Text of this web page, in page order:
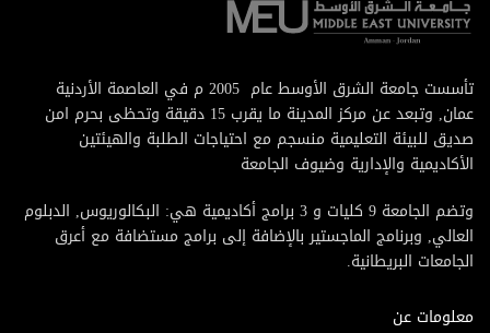
تأسست جامعة الشرق الأوسط عام 2005 م في العاصمة الأردنية
عمان, وتبعد عن مركز المدينة ما يقرب 15 دقيقة وتحظى بحرم امن
صديق للبيئة التعليمية منسجم مع احتياجات الطلبة والهيئتين
الأكاديمية والإدارية وضيوف الجامعة
وتضم الجامعة 9 كليات و 3 برامج أكاديمية هي: البكالوريوس, الدبلوم
العالي, وبرنامج الماجستير بالإضافة إلى برامج مستضافة مع أعرق
الجامعات البريطانية.
معلومات عن